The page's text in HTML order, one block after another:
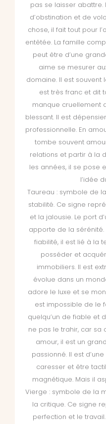
pas se laisser
d’obstination et de
chose, il fait tout pour
entêtée. La famille
peut être d’une
aime se mesurer
domaine. Il est souvent
est très franc et dit
manque cruellement
blessant. Il est
professionnelle. En
tombe souvent
relations et partir à la
les années, il se pose
l’idée
Taureau : symbole de
stabilité. Ce signe
et la jalousie. Le port
apporte de la sérénité.
fiabilité, il est lié à la
posséder et
immobiliers. Il est
évolue dans un
adore le luxe et se
est impossible de le
quelqu’un de fiable et
ne pas le trahir, car sa
amour, il est un
passionné. Il est
caresser et être
magnétique. Mais il
Vierge : symbole de la
la critique. Ce signe
perfection et le